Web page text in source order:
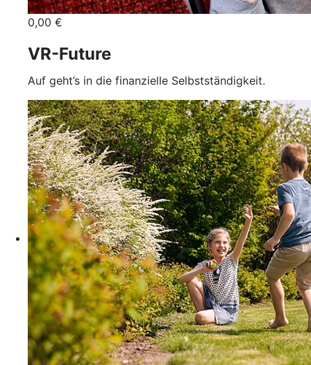
0,00 €
VR-Future
Auf geht’s in die finanzielle Selbstständigkeit.